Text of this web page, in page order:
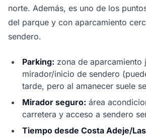
norte. Además, es uno de los
del parque y con aparcamiento
sendero.
Parking: zona de aparcamiento
mirador/inicio de sendero
tarde, pero al amanecer suele
Mirador seguro: área
carretera y acceso a sendero
Tiempo desde Costa Adeje/